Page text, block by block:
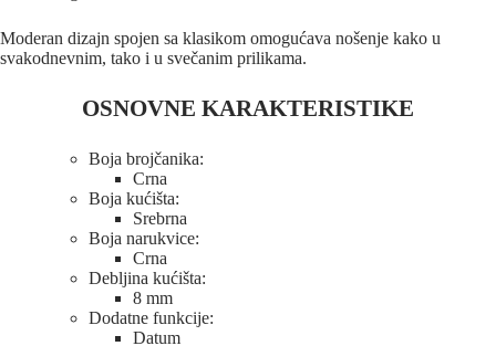
Moderan dizajn spojen sa klasikom omogućava nošenje kako u
svakodnevnim, tako i u svečanim prilikama.
OSNOVNE KARAKTERISTIKE
Boja brojčanika:
Crna
Boja kućišta:
Srebrna
Boja narukvice:
Crna
Debljina kućišta:
8 mm
Dodatne funkcije:
Datum